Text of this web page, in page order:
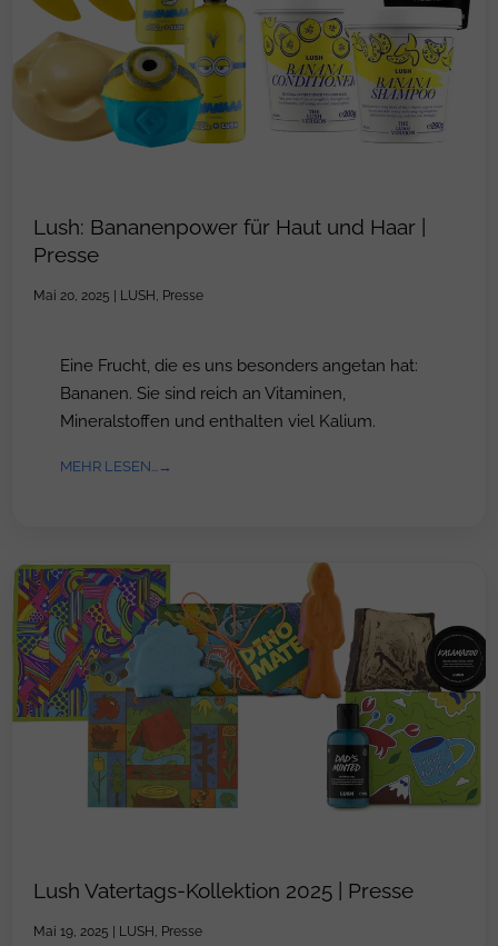
Lush: Bananenpower für Haut und Haar |
Presse
Mai 20, 2025 LUSH , Presse
Eine Frucht, die es uns besonders angetan hat:
Bananen. Sie sind reich an Vitaminen,
Mineralstoffen und enthalten viel Kalium.
MEHR LESEN...
Lush Vatertags-Kollektion 2025 | Presse
Mai 19, 2025 | LUSH Presse